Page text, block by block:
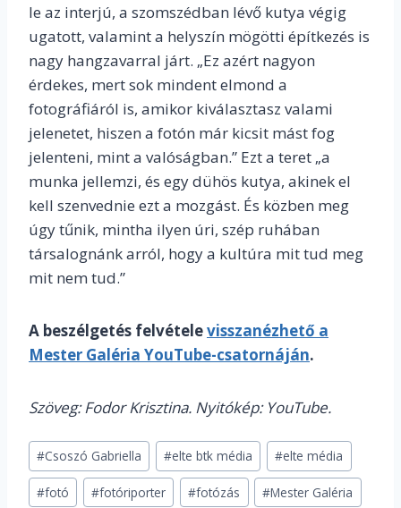
le az interjú, a szomszédban lévő kutya végig
ugatott, valamint a helyszín mögötti építkezés is
nagy hangzavarral járt. „Ez azért nagyon
érdekes, mert sok mindent elmond a
fotográfiáról is, amikor kiválasztasz valami
jelenetet, hiszen a fotón már kicsit mást fog
jelenteni, mint a valóságban.” Ezt a teret „a
munka jellemzi, és egy dühös kutya, akinek el
kell szenvednie ezt a mozgást. És közben meg
úgy tűnik, mintha ilyen úri, szép ruhában
társalognánk arról, hogy a kultúra mit tud meg
mit nem tud.”
A beszélgetés felvételevisszanézhető a
Mester Galéria YouTube-csatornáján.
Szöveg: Fodor Krisztina. Nyitókép: YouTube.
Post
Tags:
#Csoszó Gabriella #elte btk média #elte média
#fotó #fotóriporter #fotózás #Mester Galéria